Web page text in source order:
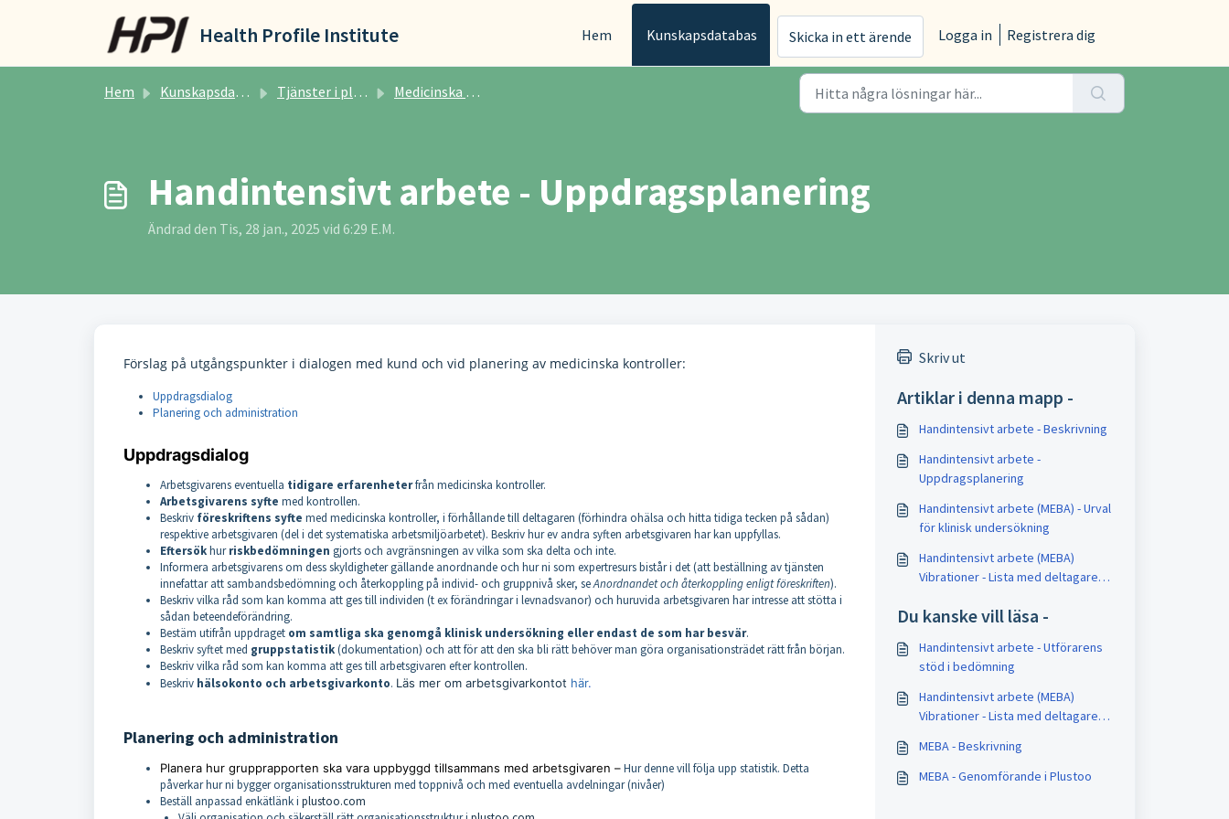
Health Profile Institute Hem Kunskapsdatabas Skicka in ett ärende Logga in Registrera dig
Hem Kunskapsdatabas Tjänster i plattformen Medicinska kontroller - Handintensivt arbete
Handintensivt arbete - Uppdragsplanering
Ändrad den Tis, 28 jan., 2025 vid 6:29 E.M.
Förslag på utgångspunkter i dialogen med kund och vid planering av medicinska kontroller:
Uppdragsdialog
Planering och administration
Uppdragsdialog
Arbetsgivarens eventuella tidigare erfarenheterfrån medicinska kontroller.
Arbetsgivarens syfte med kontrollen.
Beskriv föreskriftens syfte med medicinska kontroller, i förhållande till deltagaren (förhindra ohälsa och hitta tidiga tecken på sådan)
respektive arbetsgivaren (del i det systematiska arbetsmiljöarbetet). Beskriv hur ev andra syften arbetsgivaren har kan uppfyllas.
Eftersökhurriskbedömningen gjorts och avgränsningen av vilka som ska delta och inte.
Informera arbetsgivarens om dess skyldigheter gällande anordnande och hur ni som expertresurs bistår i det (att beställning av tjänsten
innefattar att sambandsbedömning och återkoppling på individ- och gruppnivå sker, seAnordnandet och återkoppling enligt föreskriften).
Beskriv vilka råd som kan komma att ges till individen (t ex förändringar i levnadsvanor) och huruvida arbetsgivaren har intresse att stötta i
sådan beteendeförändring.
Bestäm utifrån uppdraget om samtliga ska genomgå klinisk undersökning eller endast de som har besvär.
Beskriv syftet med gruppstatistik(dokumentation) och att för att den ska bli rätt behöver man göra organisationsträdet rätt från början.
Beskriv vilka råd som kan komma att ges till arbetsgivaren efter kontrollen.
Beskriv hälsokonto och arbetsgivarkonto. Läs mer om arbetsgivarkontot här.
Planering och administration
Planera hur grupprapporten ska vara uppbyggd tillsammans med arbetsgivaren –Hur denne vill följa upp statistik. Detta
påverkar hur ni bygger organisationsstrukturen med toppnivå och med eventuella avdelningar (nivåer)
Beställ anpassad enkätlänk i plustoo.com
Skriv ut
Artiklar i denna mapp -
Handintensivt arbete - Beskrivning
Handintensivt arbete -
Uppdragsplanering
Handintensivt arbete (MEBA) - Urval
för klinisk undersökning
Handintensivt arbete (MEBA)
Vibrationer - Lista med deltagare
Du kanske vill läsa -
Handintensivt arbete - Utförarens
stöd i bedömning
Handintensivt arbete (MEBA)
Vibrationer - Lista med deltagare
MEBA - Beskrivning
MEBA - Genomförande i Plustoo